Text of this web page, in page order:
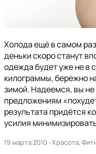
Холода ещё в самом
деньки скоро станут
одежда будет уже не в
килограммы, бережно
зимой. Надеемся, вы
предложениям
результата придётся
усилия
19 марта 2010 • Красота,